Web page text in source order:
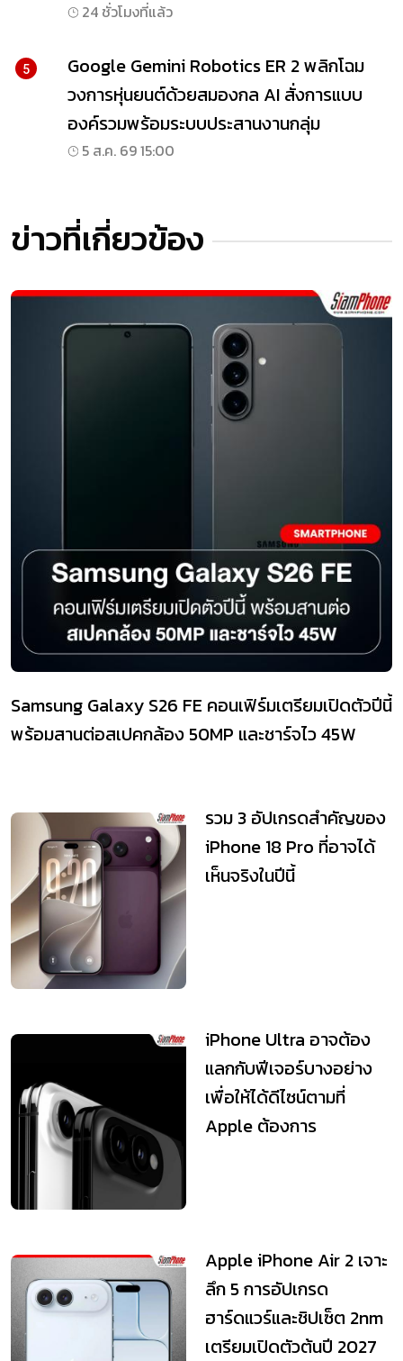
24 ชั่วโมงที่แล้ว
5
Google Gemini Robotics ER 2 พลิกโฉม
วงการหุ่นยนต์ด้วยสมองกล AI สั่งการแบบ
องค์รวมพร้อมระบบประสานงานกลุ่ม
5 ส.ค. 69 15:00
ข่าวที่เกี่ยวข้อง
Samsung Galaxy S26 FE คอนเฟิร์มเตรียมเปิดตัวปีนี้
พร้อมสานต่อสเปคกล้อง 50MP และชาร์จไว 45W
รวม 3 อัปเกรดสำคัญของ
iPhone 18 Pro ที่อาจได้
เห็นจริงในปีนี้
iPhone Ultra อาจต้อง
แลกกับฟีเจอร์บางอย่าง
เพื่อให้ได้ดีไซน์ตามที่
Apple ต้องการ
Apple iPhone Air 2 เจาะ
ลึก 5 การอัปเกรด
ฮาร์ดแวร์และชิปเซ็ต 2nm
เตรียมเปิดตัวต้นปี 2027